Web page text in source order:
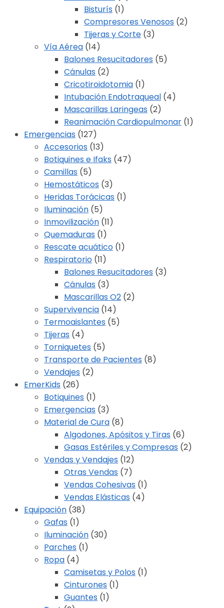
Bisturís (1)
Compresores Venosos (2)
Tijeras y Corte (3)
Vía Aérea (14)
Balones Resucitadores (5)
Cánulas (2)
Cricotiroidotomia (1)
Intubación Endotraqueal (4)
Mascarillas Laringeas (2)
Reanimación Cardiopulmonar (1)
Emergencias (127)
Accesorios (13)
Botiquines e Ifaks (47)
Camillas (5)
Hemostáticos (3)
Heridas Torácicas (1)
Iluminación (5)
Inmovilización (11)
Quemaduras (1)
Rescate acuático (1)
Respiratorio (11)
Balones Resucitadores (3)
Cánulas (3)
Mascarillas O2 (2)
Supervivencia (14)
Termoaislantes (5)
Tijeras (4)
Torniquetes (5)
Transporte de Pacientes (8)
Vendajes (2)
EmerKids (26)
Botiquines (1)
Emergencias (3)
Material de Cura (8)
Algodones, Apósitos y Tiras (6)
Gasas Estériles y Compresas (2)
Vendas y Vendajes (12)
Otras Vendas (7)
Vendas Cohesivas (1)
Vendas Elásticas (4)
Equipación (38)
Gafas (1)
Iluminación (30)
Parches (1)
Ropa (4)
Camisetas y Polos (1)
Cinturones (1)
Guantes (1)